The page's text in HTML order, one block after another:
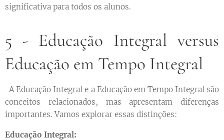
significativa para todos os alunos.
5 - Educação Integral versus
Educação em Tempo Integral
A Educação Integral e a Educação em Tempo Integral são
conceitos relacionados, mas apresentam diferenças
importantes. Vamos explorar essas distinções:
Educação Integral: